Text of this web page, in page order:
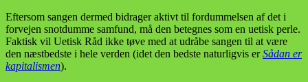
Eftersom sangen dermed bidrager aktivt til fordummelsen af det i
forvejen snotdumme samfund, må den betegnes som en uetisk perle.
Faktisk vil Uetisk Råd ikke tøve med at udråbe sangen til at være
den næstbedste i hele verden (idet den bedste naturligvis erSådan er
kapitalismen).